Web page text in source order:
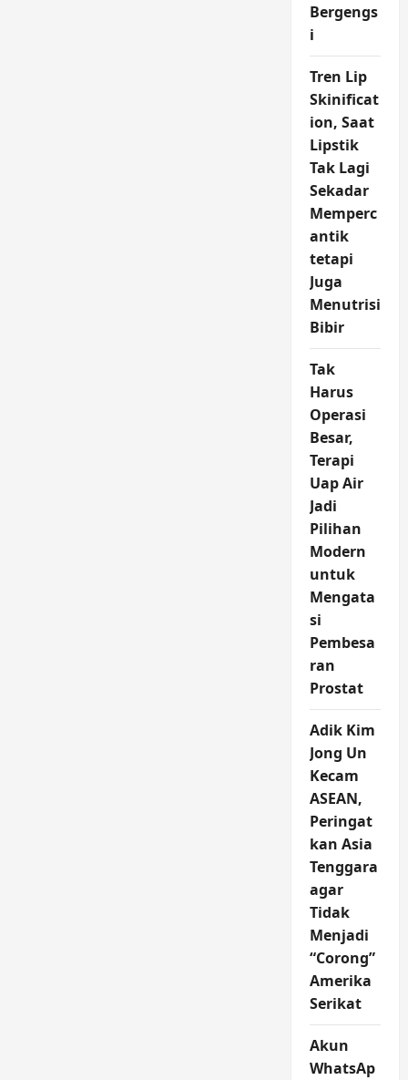
Bergengs
i
Tren Lip
Skinificat
ion, Saat
Lipstik
Tak Lagi
Sekadar
Memperc
antik
tetapi
Juga
Menutrisi
Bibir
Tak
Harus
Operasi
Besar,
Terapi
Uap Air
Jadi
Pilihan
Modern
untuk
Mengata
si
Pembesa
ran
Prostat
Adik Kim
Jong Un
Kecam
ASEAN,
Peringat
kan Asia
Tenggara
agar
Tidak
Menjadi
“Corong”
Amerika
Serikat
Akun
WhatsAp